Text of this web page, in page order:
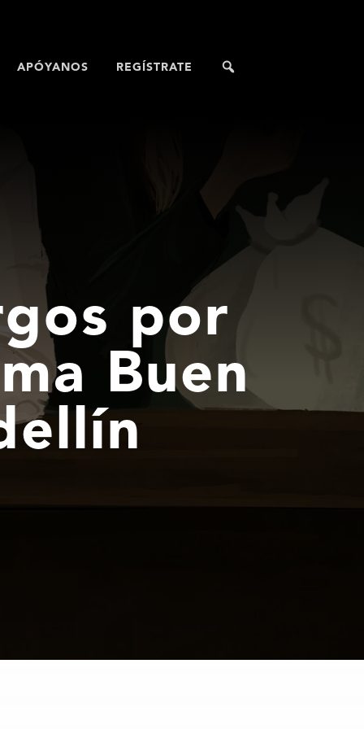
APÓYANOS REGÍSTRATE
por
Buen